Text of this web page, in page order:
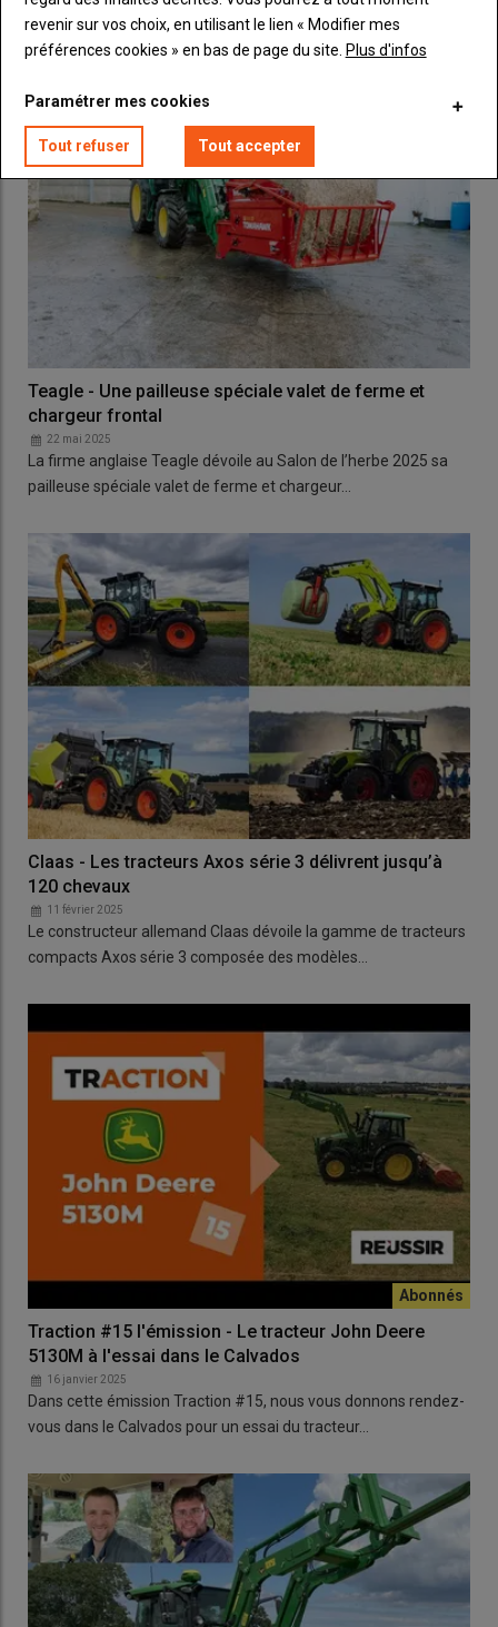
modèles de godets désileurs à tapis de distribution à…
Teagle - Une pailleuse spéciale valet de ferme et
chargeur frontal
22 mai 2025
La firme anglaise Teagle dévoile au Salon de l’herbe 2025 sa
pailleuse spéciale valet de ferme et chargeur…
Claas - Les tracteurs Axos série 3 délivrent jusqu’à
120 chevaux
11 février 2025
Le constructeur allemand Claas dévoile la gamme de tracteurs
compacts Axos série 3 composée des modèles…
Traction #15 l'émission - Le tracteur John Deere
5130M à l'essai dans le Calvados
16 janvier 2025
Dans cette émission Traction #15, nous vous donnons rendez-
vous dans le Calvados pour un essai du tracteur…
revenir sur vos choix, en utilisant le lien « Modifier mes
préférences cookies » en bas de page du site. Plus d'infos
Paramétrer mes cookies
Tout refuser Tout accepter